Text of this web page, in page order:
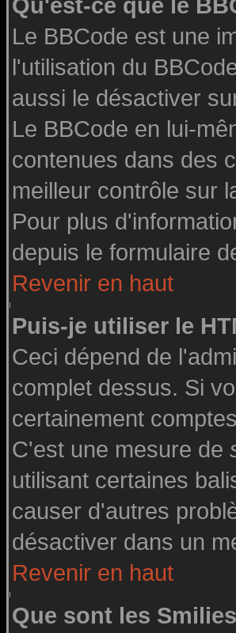
Qu'est-ce que le
Le BBCode est une
l'utilisation du
aussi le désactiver
Le BBCode en lui-
contenues dans des
meilleur contrôle sur
Pour plus
depuis le formulaire
Revenir en haut
Puis-je utiliser le
Ceci dépend de
complet dessus. Si
certainement
C'est une mesure de
utilisant certaines
causer d'autres
désactiver dans un
Revenir en haut
Que sont les